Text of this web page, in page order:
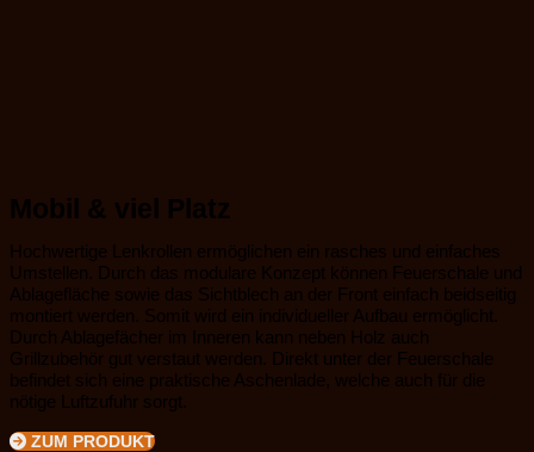
Mobil & viel Platz
Hochwertige Lenkrollen ermöglichen ein rasches und einfaches
Umstellen. Durch das modulare Konzept können Feuerschale und
Ablagefläche sowie das Sichtblech an der Front einfach beidseitig
montiert werden. Somit wird ein individueller Aufbau ermöglicht.
Durch Ablagefächer im Inneren kann neben Holz auch
Grillzubehör gut verstaut werden. Direkt unter der Feuerschale
befindet sich eine praktische Aschenlade, welche auch für die
nötige Luftzufuhr sorgt.
ZUM PRODUKT